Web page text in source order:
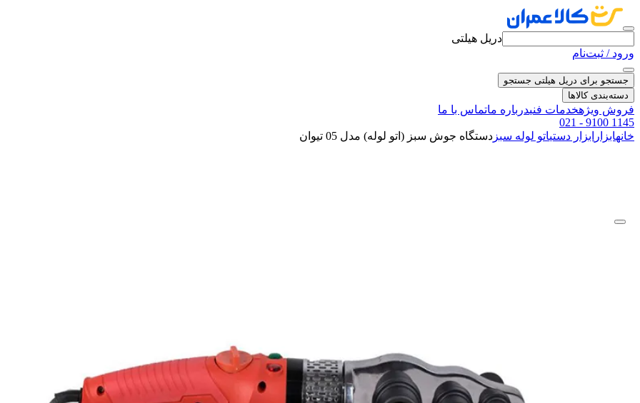
دریل هیلتی
ورود / ثبت‌نام
جستجو برای دریل هیلتی جستجو
دسته‌بندی کالاها
فروش ویژهخدمات فنیدرباره ماتماس با ما
021 - 9100 1145
خانهابزار ابزار دستیاتو لوله سبز دستگاه جوش سبز (اتو لوله) مدل 05 تیوان